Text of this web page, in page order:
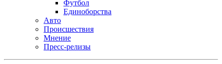
Футбол
Единоборства
Авто
Происшествия
Мнение
Пресс-релизы